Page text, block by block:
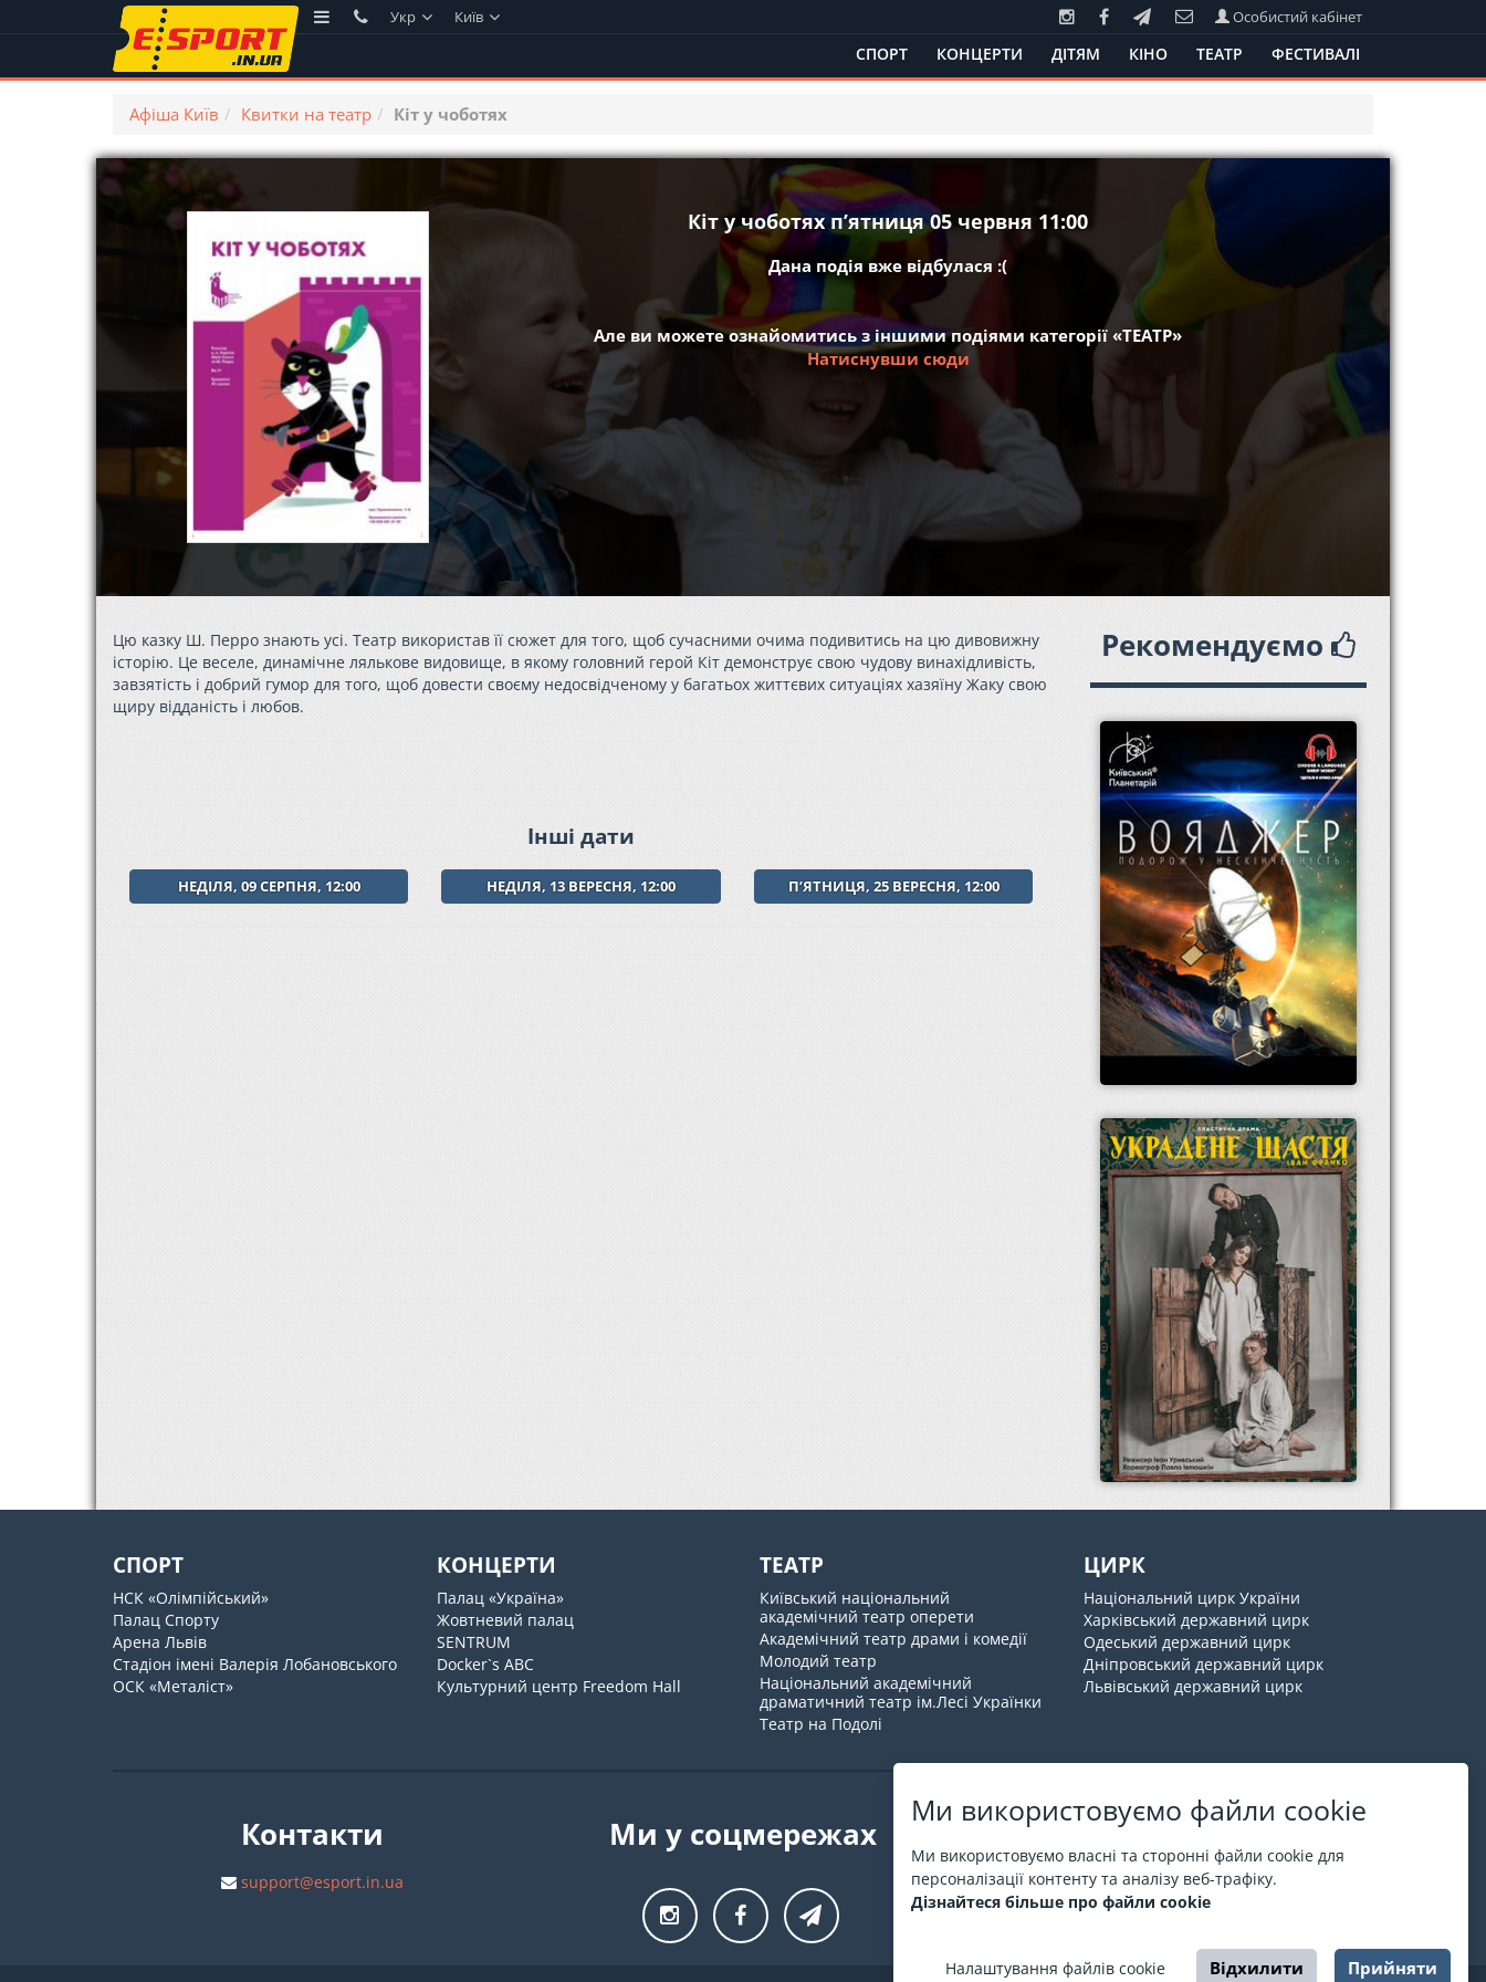
Ми використовуємо файли cookie
Ми використовуємо власні та сторонні файли cookie для
персоналізації контенту та аналізу веб-трафіку.
Дізнайтеся більше про файли cookie
Налаштування файлів cookie Відхилити Прийняти
Укр Київ Особистий кабінет
СПОРТ КОНЦЕРТИ ДІТЯМ КІНО ТЕАТР ФЕСТИВАЛІ
Афіша Київ Квитки на театр Кіт у чоботях
Кіт у чоботях пʼятниця 05 червня 11:00
Дана подія вже відбулася :(
Але ви можете ознайомитись з іншими подіями категорії «ТЕАТР»
Натиснувши сюди
Цю казку Ш. Перро знають усі. Театр використав її сюжет для того, щоб сучасними очима подивитись на цю дивовижну
історію. Це веселе, динамічне лялькове видовище, в якому головний герой Кіт демонструє свою чудову винахідливість,
завзятість і добрий гумор для того, щоб довести своєму недосвідченому у багатьох життєвих ситуаціях хазяїну Жаку свою
щиру відданість і любов.
Інші дати
НЕДІЛЯ, 09 СЕРПНЯ, 12:00 НЕДІЛЯ, 13 ВЕРЕСНЯ, 12:00 ПʼЯТНИЦЯ, 25 ВЕРЕСНЯ, 12:00
Рекомендуємо
СПОРТ
НСК «Олімпійський»
Палац Спорту
Арена Львів
Стадіон імені Валерія Лобановського
ОСК «Металіст»
КОНЦЕРТИ
Палац «Україна»
Жовтневий палац
SENTRUM
Docker`s ABC
Культурний центр Freedom Hall
ТЕАТР
Київський національний
академічний театр оперети
Академічний театр драми і комедії
Молодий театр
Національний академічний
драматичний театр ім.Лесі Українки
Театр на Подолі
ЦИРК
Національний цирк України
Харківський державний цирк
Одеський державний цирк
Дніпровський державний цирк
Львівський державний цирк
Контакти
support@esport.in.ua
Ми у соцмережах Про ESPORT.in.ua
На ESPORT.in.ua представлена афіша Києва та
інших міст України. Всі квитки продаються